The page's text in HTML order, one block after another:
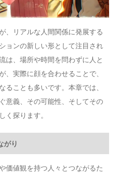
、リアルな人間関係に発展する
ョンの新しい形として注目され
は、場所や時間を問わずに人と
、実際に顔を合わせることで、
ることも多いです。本章では、
意義、その可能性、そしてその
く探ります。
がり
価値観を持つ人々とつながるた